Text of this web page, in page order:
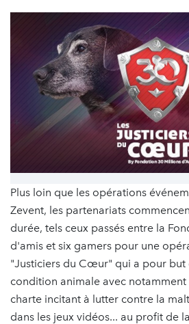
Plus loin que les opérations
Zevent, les partenariats
durée, tels ceux passés entre la
d'amis et six gamers pour une
"Justiciers du Cœur" qui a pour but
condition animale avec
charte incitant à lutter contre la
dans les jeux vidéos... au profit de